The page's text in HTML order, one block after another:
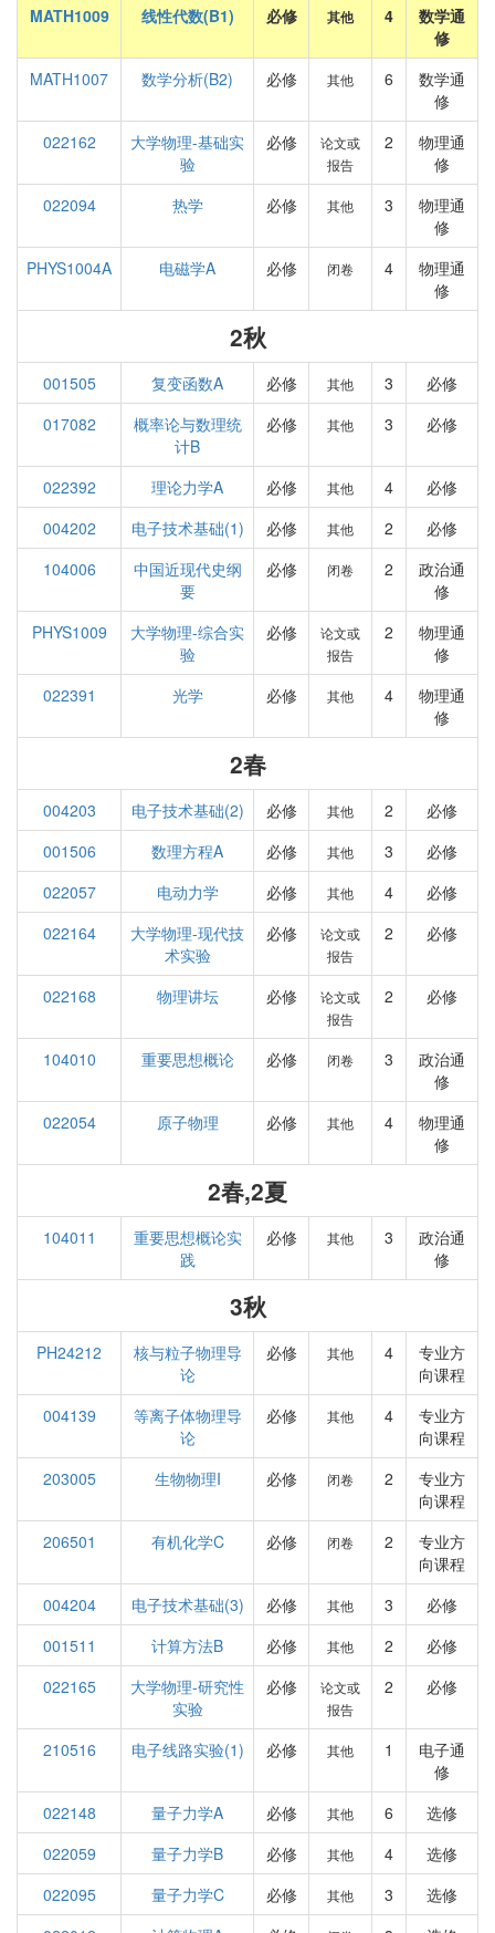
MATH1009
线性代数(B1) 必修 其他 4
数学通
修
MATH1007
数学分析(B2) 必修 其他 6
数学通
修
022162
大学物理-基础实
验
必修
论文或
报告
2
物理通
修
022094
热学 必修 其他 3
物理通
修
PHYS1004A
电磁学A 必修 闭卷 4
物理通
修
2秋
001505 复变函数A 必修 其他 3
必修
017082
概率论与数理统
计B
必修 其他 3 必修
022392 理论力学A 必修 其他 4
必修
004202
电子技术基础(1) 必修 其他 2
必修
104006
中国近现代史纲
要
必修 闭卷 2
政治通
修
PHYS1009
大学物理-综合实
验
必修
论文或
报告
2
物理通
修
022391
光学 必修 其他 4
物理通
修
2春
004203 电子技术基础(2) 必修 其他 2
必修
001506
数理方程A 必修 其他 3
必修
022057
电动力学 必修 其他 4
必修
022164
大学物理-现代技
术实验
必修
论文或
报告
2 必修
022168 物理讲坛 必修
论文或
报告
2 必修
104010 重要思想概论 必修 闭卷 3
政治通
修
022054
原子物理 必修 其他 4
物理通
修
2春,2夏
104011
重要思想概论实
践
必修 其他 3
政治通
修
3秋
PH24212
核与粒子物理导
论
必修 其他 4
专业方
向课程
004139
等离子体物理导
论
必修 其他 4
专业方
向课程
203005
生物物理I 必修 闭卷 2
专业方
向课程
206501
有机化学C 必修 闭卷 2
专业方
向课程
004204
电子技术基础(3) 必修 其他 3
必修
001511
计算方法B 必修 其他 2
必修
022165
大学物理-研究性
实验
必修
论文或
报告
2 必修
210516 电子线路实验(1) 必修 其他 1
电子通
修
022148
量子力学A 必修 其他 6
选修
022059
量子力学B 必修 其他 4
选修
022095
量子力学C 必修 其他 3
选修